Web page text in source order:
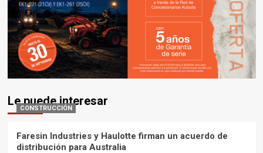
Le puede interesar
CONSTRUCCIÓN
Faresin Industries y Haulotte firman un acuerdo de
distribución para Australia